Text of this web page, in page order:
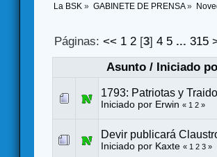
La BSK » GABINETE DE PRENSA»
Páginas:<< 1 2 [3]4 5 ...315
Asunto/ Iniciado
1793: Patriotas y
Iniciado por Erwin « 1 2 »
Devir publicará
Iniciado por Kaxte « 1 2 3 »